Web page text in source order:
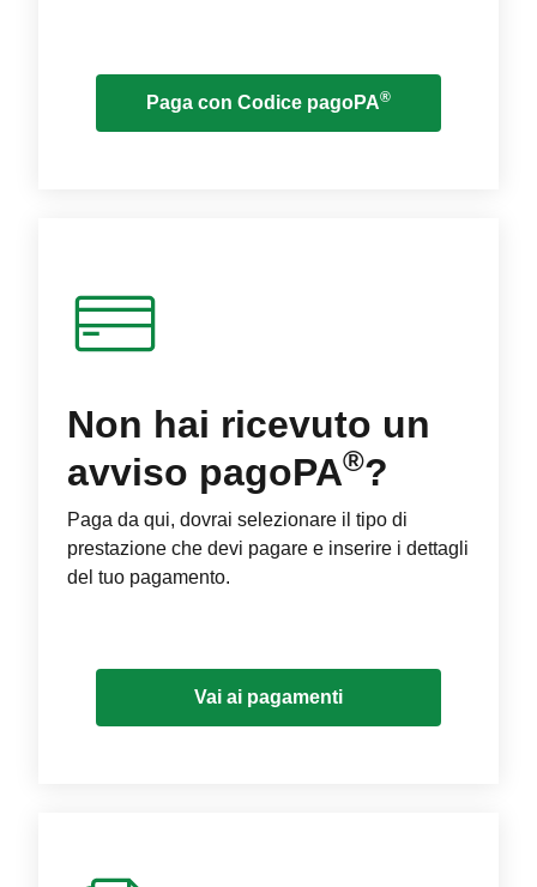
Paga con Codice pagoPA®
Non hai ricevuto un
avviso pagoPA®?
Paga da qui, dovrai selezionare il tipo di
prestazione che devi pagare e inserire i dettagli
del tuo pagamento.
Vai ai pagamenti